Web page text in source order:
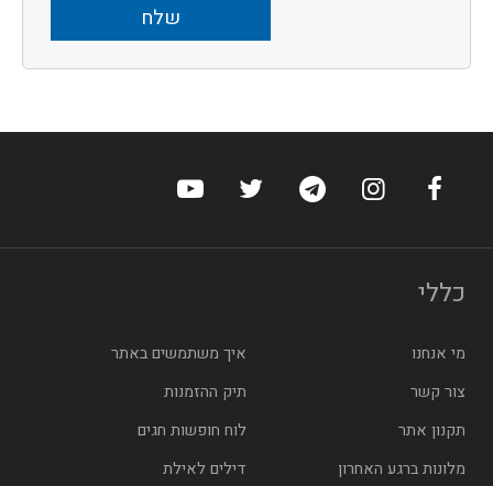
ערוץ הפייסבוק של הוטלס
ערוץ האינסטגרם של הוטלס
ערוץ הטלגרם של הוטלס
ערוץ טוויטר של הוטלס
ערוץ היוטיוב של
כללי
מי אנחנו
איך משתמשים באתר
צור קשר
תיק ההזמנות
תקנון אתר
לוח חופשות חגים
מלונות ברגע האחרון
דילים לאילת